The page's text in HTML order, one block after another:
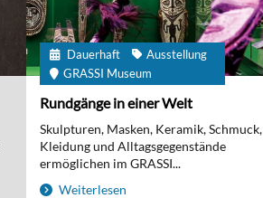
Dauerhaft
Ausstellung
GRASSI Museum
Rundgänge in einer Welt
Skulpturen, Masken, Keramik, Schmuck,
Kleidung und Alltagsgegenstände
ermöglichen im GRASSI...
Weiterlesen